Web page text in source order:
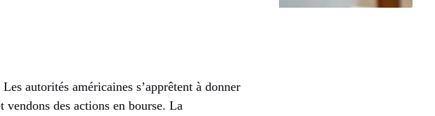
autorités américaines s’apprêtent à donner
des actions en bourse. La